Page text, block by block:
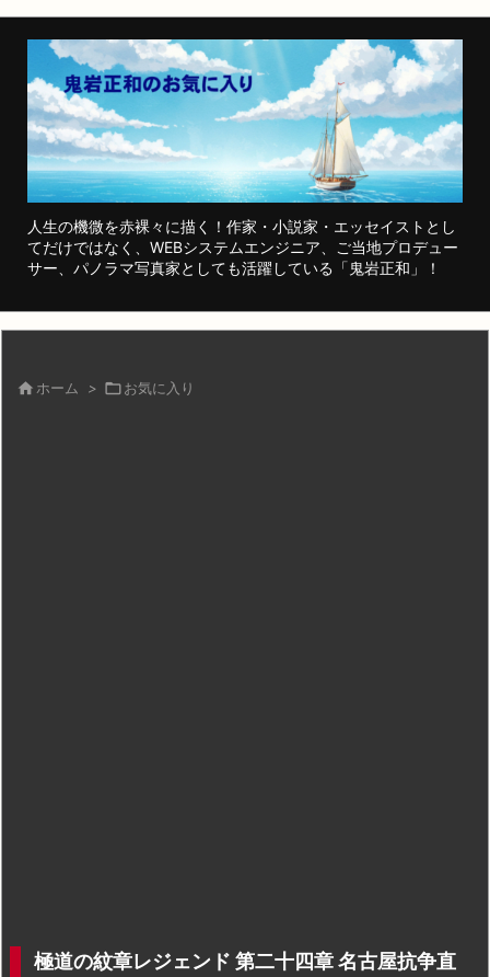
人生の機微を赤裸々に描く！作家・小説家・エッセイストとし
てだけではなく、WEBシステムエンジニア、ご当地プロデュー
サー、パノラマ写真家としても活躍している「鬼岩正和」！
 ホーム > お気に入り
極道の紋章レジェンド 第二十四章 名古屋抗争直